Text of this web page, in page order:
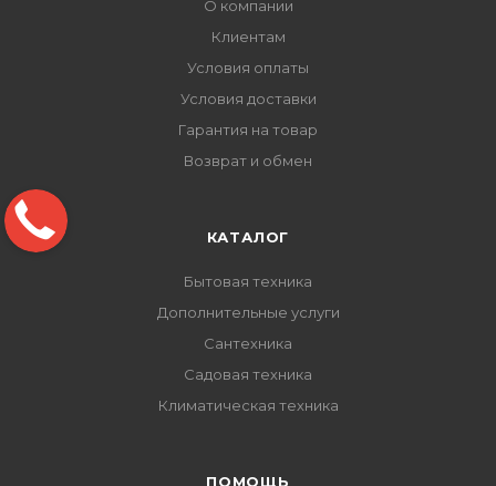
О компании
Клиентам
Условия оплаты
Условия доставки
Гарантия на товар
Возврат и обмен
КАТАЛОГ
Бытовая техника
Дополнительные услуги
Сантехника
Садовая техника
Климатическая техника
ПОМОЩЬ